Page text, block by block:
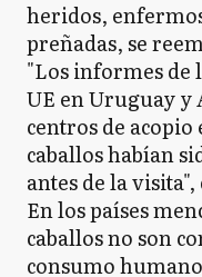
heridos,
preñadas, se
"Los informes de
UE en Uruguay
centros de acopio
caballos habían
antes de la
En los países
caballos no son
consumo